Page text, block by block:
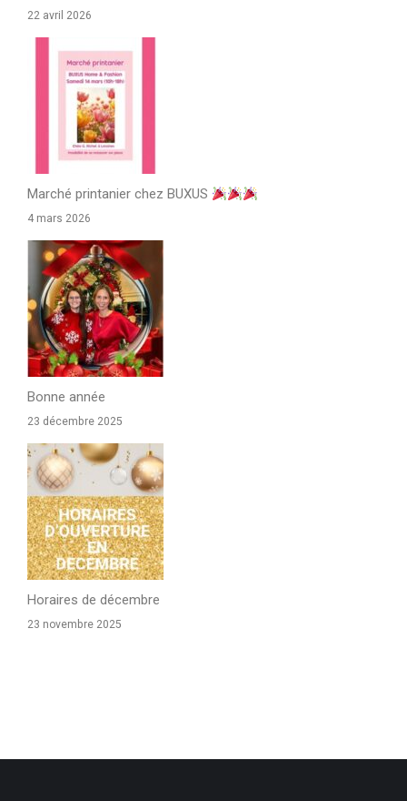
22 avril 2026
Marché printanier chez BUXUS
4 mars 2026
Bonne année
23 décembre 2025
Horaires de décembre
23 novembre 2025